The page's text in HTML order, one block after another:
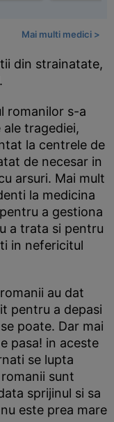
Mai multi medici >
din strainatate,
romanilor s-a
tragediei,
la centrele de
de necesar in
arsuri. Mai mult
la medicina
a gestiona
a trata si pentru
in nefericitul
au dat
pentru a depasi
poate. Dar mai
pasa! in aceste
se lupta
sunt
sprijinul si sa
este prea mare